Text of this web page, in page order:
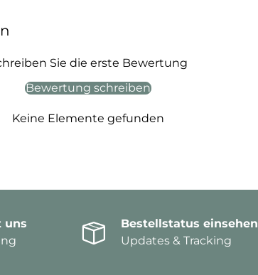
Sie die erste Bewertung
Bewertung schreiben
Keine Elemente gefunden
uns
Bestellstatus einsehen
Updates & Tracking